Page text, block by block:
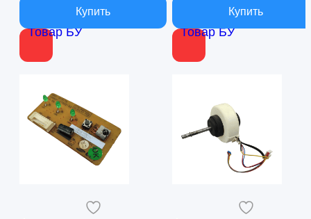
Товар БУ Товар БУ